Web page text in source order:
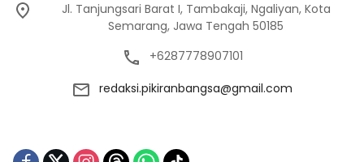
Jl. Tanjungsari Barat I, Tambakaji, Ngaliyan, Kota
Semarang, Jawa Tengah 50185
+6287778907101
redaksi.pikiranbangsa@gmail.com